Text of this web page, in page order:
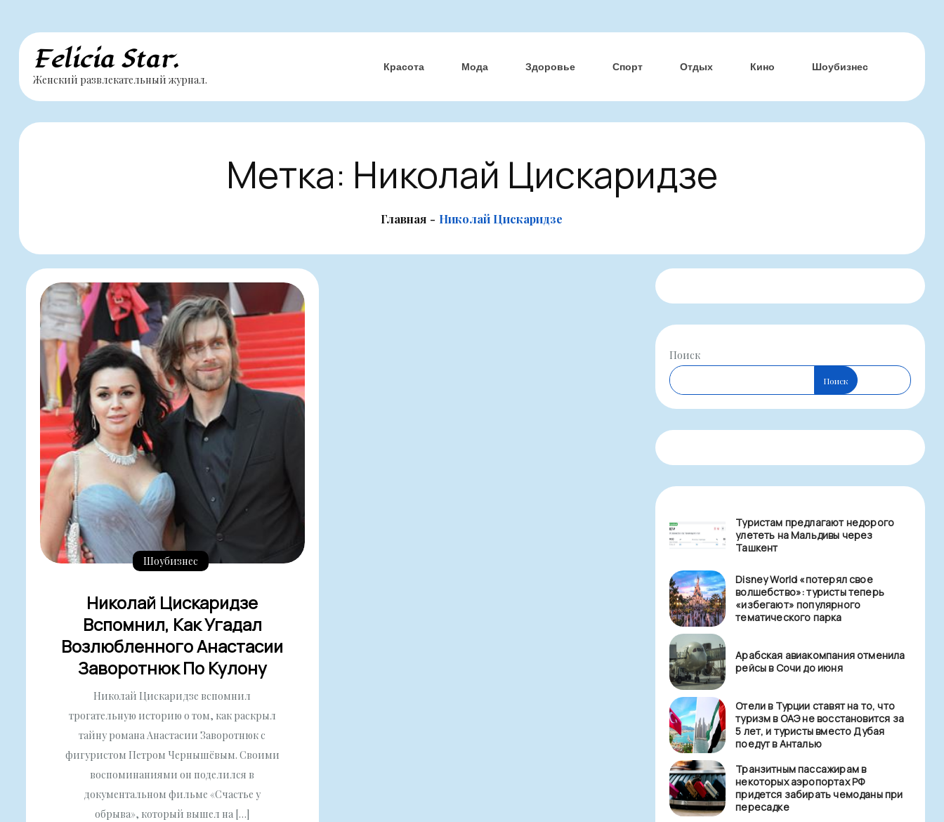
Перейти
содержимому
Felicia Star.
Женский развлекательный журнал.
Красота Мода Здоровье Спорт Отдых Кино Шоубизнес
Метка: Николай Цискаридзе
Главная Николай Цискаридзе
Шоубизнес
Николай Цискаридзе
Вспомнил, Как Угадал
Возлюбленного Анастасии
Заворотнюк По Кулону
Николай Цискаридзе вспомнил
трогательную историю о том, как раскрыл
тайну романа Анастасии Заворотнюк с
фигуристом Петром Чернышёвым. Своими
воспоминаниями он поделился в
документальном фильме «Счастье у
обрыва», который вышел на […]
Поиск
Поиск
Туристам предлагают недорого
улететь на Мальдивы через
Ташкент
Disney World «потерял свое
волшебство»: туристы теперь
«избегают» популярного
тематического парка
Арабская авиакомпания отменила
рейсы в Сочи до июня
Отели в Турции ставят на то, что
туризм в ОАЭ не восстановится за
5 лет, и туристы вместо Дубая
поедут в Анталью
Транзитным пассажирам в
некоторых аэропортах РФ
придется забирать чемоданы при
пересадке